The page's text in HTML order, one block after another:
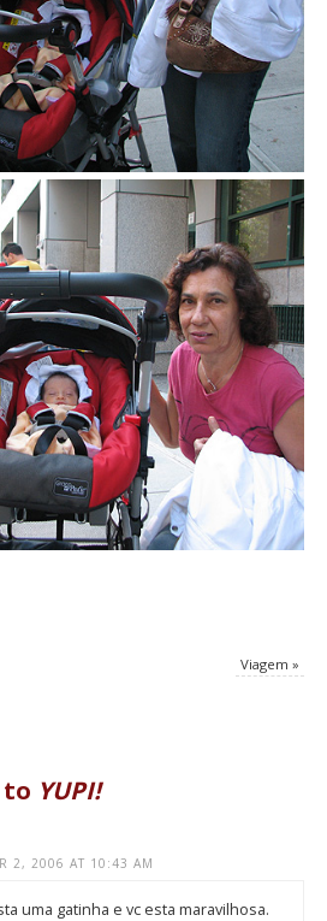
Viagem»
to YUPI!
2, 2006 AT 10:43 AM
uma gatinha e vc esta maravilhosa.